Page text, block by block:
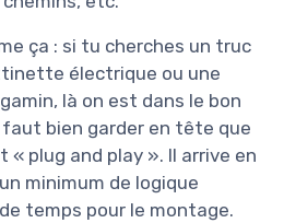
ça : si tu cherches un truc
électrique ou une
là on est dans le bon
faut bien garder en tête que
« plug and play ». Il arrive en
minimum de logique
temps pour le montage.